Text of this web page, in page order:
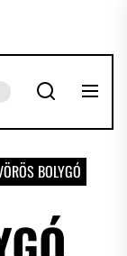
BOLYGÓ